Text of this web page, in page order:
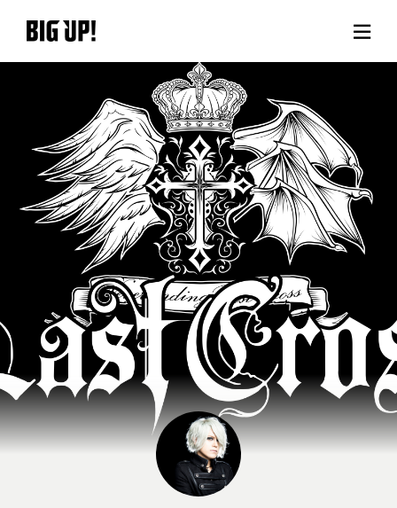
BIG UP!について
ニュース
料金プラン
サポート
ご利用の流れ
よくある質問